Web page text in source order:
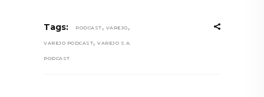
Tags: PODCAST , VAREJO ,
VAREJO PODCAST, VAREJO S.A.
PODCAST